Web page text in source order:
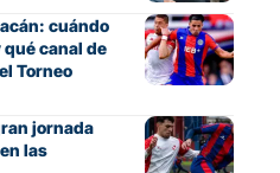
cuándo
qué canal de
Torneo
jornada
las